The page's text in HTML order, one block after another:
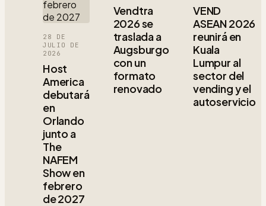
28 DE
JULIO DE
2026
Host
America
debutará
en
Orlando
junto a
The
NAFEM
Show en
febrero
de 2027
Vendtra
2026 se
traslada a
Augsburgo
con un
formato
renovado
VEND
ASEAN 2026
reunirá en
Kuala
Lumpur al
sector del
vending y el
autoservicio